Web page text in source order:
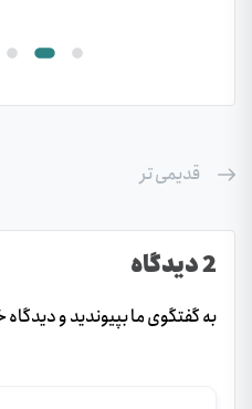
قدیمی تر
2 دیدگاه
به گفتگوی ما بپیوندید و دیدگاه